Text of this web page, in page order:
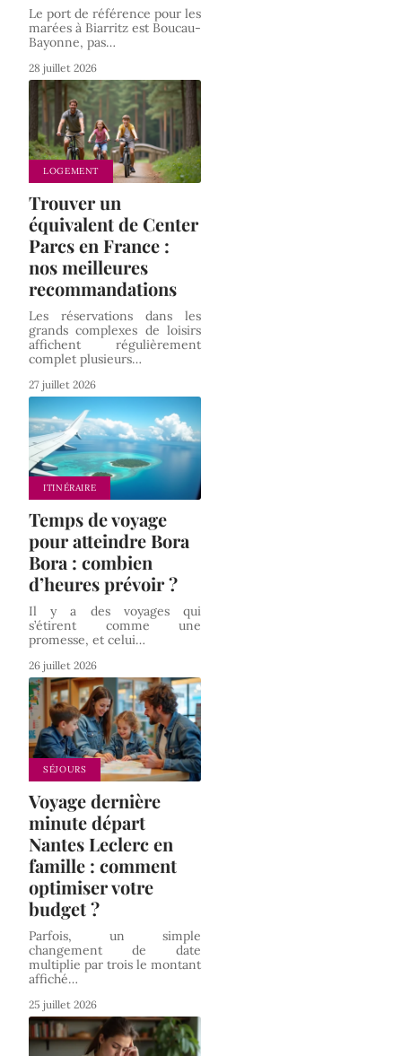
Le port de référence pour les
marées à Biarritz est Boucau-
Bayonne, pas…
28 juillet 2026
LOGEMENT
Trouver un
équivalent de Center
Parcs en France :
nos meilleures
recommandations
Les réservations dans les
grands complexes de loisirs
affichent régulièrement
complet plusieurs…
27 juillet 2026
ITINÉRAIRE
Temps de voyage
pour atteindre Bora
Bora : combien
d’heures prévoir ?
Il y a des voyages qui
s’étirent comme une
promesse, et celui…
26 juillet 2026
SÉJOURS
Voyage dernière
minute départ
Nantes Leclerc en
famille : comment
optimiser votre
budget ?
Parfois, un simple
changement de date
multiplie par trois le montant
affiché…
25 juillet 2026